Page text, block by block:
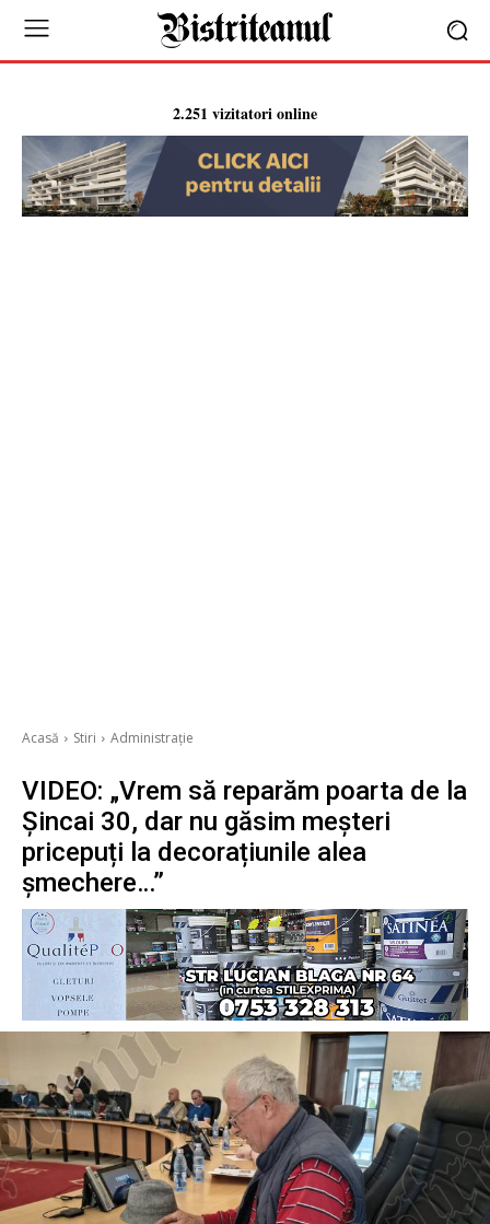
2.251 vizitatori online
Acasă Stiri Administrație
VIDEO: „Vrem să reparăm poarta de la
Șincai 30, dar nu găsim meșteri
pricepuți la decorațiunile alea
șmechere…”